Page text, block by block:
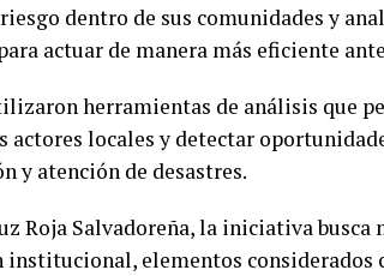
dentro de sus comunidades y
actuar de manera más eficiente
herramientas de análisis que
actores locales y detectar
y atención de desastres.
Roja Salvadoreña, la iniciativa
elementos considerados